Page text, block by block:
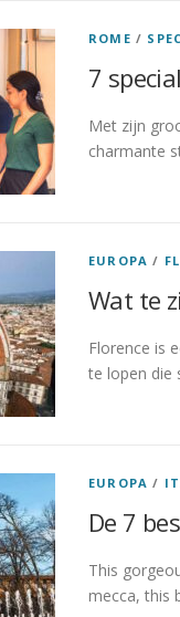
ROME /
7
Met zijn
charmante
EUROPA /
Wat te
Florence is
te lopen die
EUROPA /
De 7
This
mecca, this